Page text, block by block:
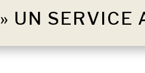
» UN SERVICE